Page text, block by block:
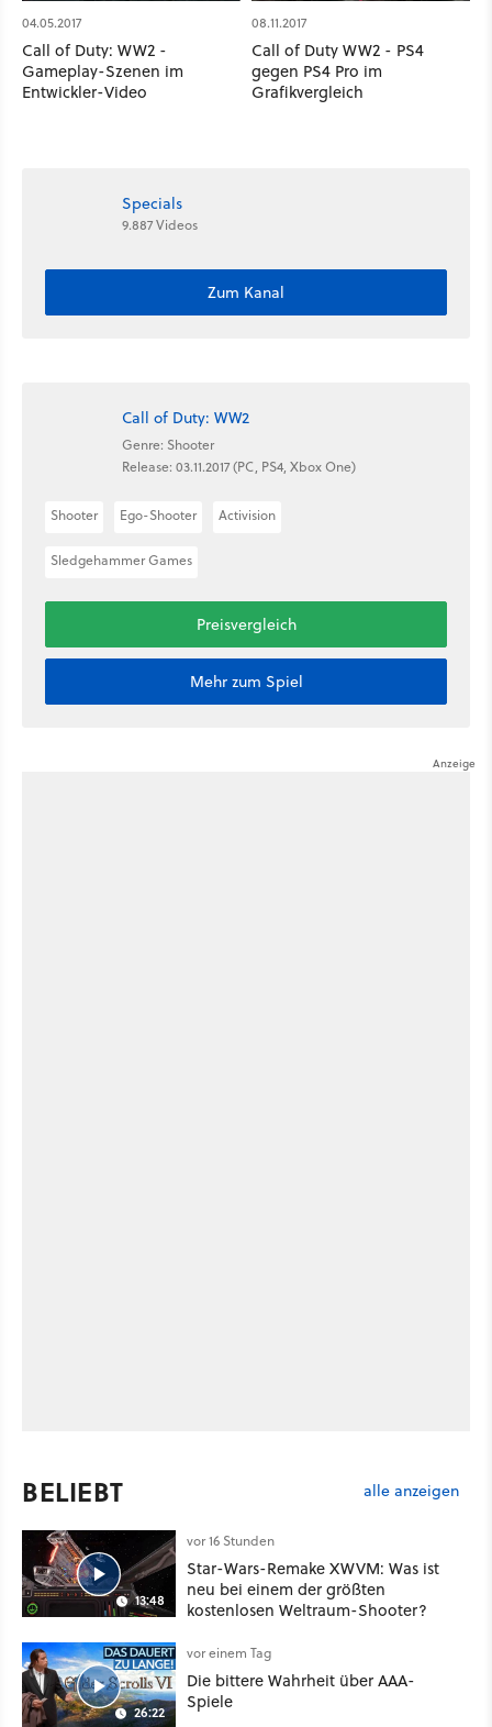
04.05.2017
Call of Duty: WW2 -
Gameplay-Szenen im
Entwickler-Video
08.11.2017
Call of Duty WW2 - PS4
gegen PS4 Pro im
Grafikvergleich
Specials
9.887 Videos
Zum Kanal
Call of Duty: WW2
Genre: Shooter
Release: 03.11.2017 (PC, PS4, Xbox One)
Shooter Ego-Shooter Activision
Sledgehammer Games
Preisvergleich
Mehr zum Spiel
BELIEBT alle anzeigen
13:48
vor 16 Stunden
Star-Wars-Remake XWVM: Was ist
neu bei einem der größten
kostenlosen Weltraum-Shooter?
26:22
vor einem Tag
Die bittere Wahrheit über AAA-
Spiele